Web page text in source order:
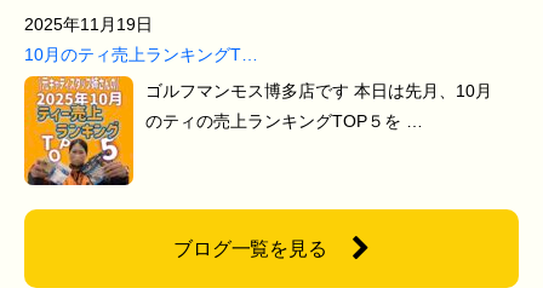
2025年11月19日
10月のティ売上ランキングT…
ゴルフマンモス博多店です 本日は先月、10月
のティの売上ランキングTOP５を …
ブログ一覧を見る